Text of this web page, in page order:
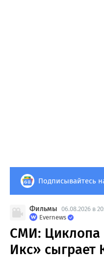
Подписывайтесь
Фильмы 06.08.2026 в
Evernews
СМИ: Циклопа
Икс» сыграет